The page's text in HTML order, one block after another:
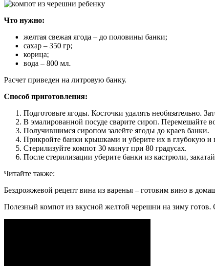
Что нужно:
желтая свежая ягода – до половины банки;
сахар – 350 гр;
корица;
вода – 800 мл.
Расчет приведен на литровую банку.
Способ приготовления:
Подготовьте ягоды. Косточки удалять необязательно.
В эмалированной посуде сварите сироп. Перемешайте
Получившимся сиропом залейте ягоды до краев банки.
Прикройте банки крышками и уберите их в глубокую и
Стерилизуйте компот 30 минут при 80 градусах.
После стерилизации уберите банки из кастрюли,
Читайте также:
Бездрожжевой рецепт вина из варенья – готовим вино в
Полезный компот из вкусной желтой черешни на зиму готов.